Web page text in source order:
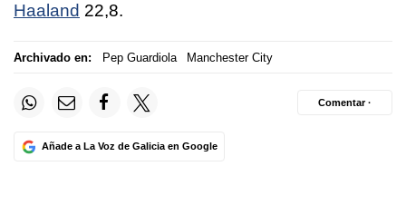
Haaland 22,8.
Archivado en: Pep Guardiola Manchester City
Añade a La Voz de Galicia en Google
Comentar ·